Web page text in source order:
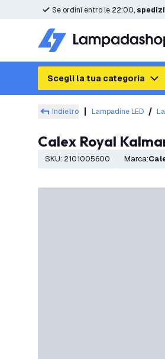
Se ordini entro le 22:00,
Scegli la tua categoria
Indietro Lampadine LED
Calex Royal
SKU: 2101005600 Marca: